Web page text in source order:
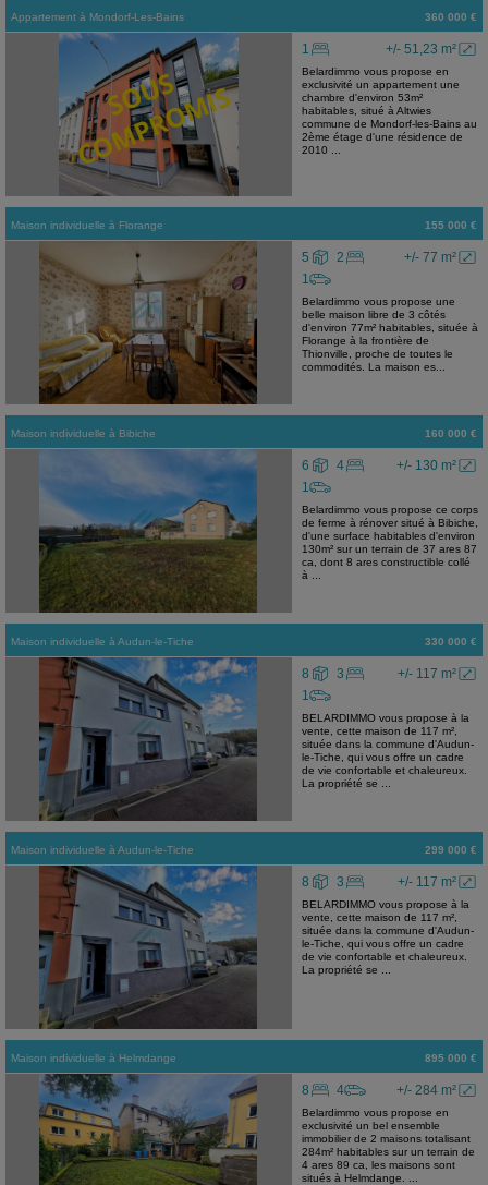
Appartement à Mondorf-Les-Bains 360 000 €
+/- 51,23 m²
1
Belardimmo vous propose en
exclusivité un appartement une
chambre d'environ 53m²
habitables, situé à Altwies
commune de Mondorf-les-Bains au
2ème étage d'une résidence de
2010 ...
Maison individuelle à Florange 155 000 €
+/- 77 m²
5
2
1
Belardimmo vous propose une
belle maison libre de 3 côtés
d'environ 77m² habitables, située à
Florange à la frontière de
Thionville, proche de toutes le
commodités. La maison es...
Maison individuelle à Bibiche 160 000 €
+/- 130 m²
6
4
1
Belardimmo vous propose ce corps
de ferme à rénover situé à Bibiche,
d'une surface habitables d'environ
130m² sur un terrain de 37 ares 87
ca, dont 8 ares constructible collé
à ...
Maison individuelle à Audun-le-Tiche 330 000 €
+/- 117 m²
8
3
1
BELARDIMMO vous propose à la
vente, cette maison de 117 m²,
située dans la commune d'Audun-
le-Tiche, qui vous offre un cadre
de vie confortable et chaleureux.
La propriété se ...
Maison individuelle à Audun-le-Tiche 299 000 €
+/- 117 m²
8 3
BELARDIMMO vous propose à la
vente, cette maison de 117 m²,
située dans la commune d'Audun-
le-Tiche, qui vous offre un cadre
de vie confortable et chaleureux.
La propriété se ...
Maison individuelle à Helmdange 895 000 €
+/- 284 m²
8 4
Belardimmo vous propose en
exclusivité un bel ensemble
immobilier de 2 maisons totalisant
284m² habitables sur un terrain de
4 ares 89 ca, les maisons sont
situés à Helmdange. ...